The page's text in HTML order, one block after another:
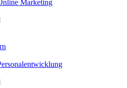
Marketing